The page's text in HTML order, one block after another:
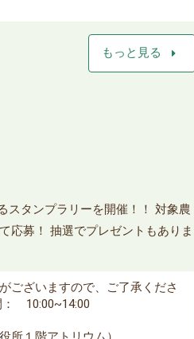
もっと見る arrow_right
スタンプラリーを開催！！ 対象農
応募！ 抽選でプレゼントもありま
ございますので、ご了承くださ
： 10:00~14:00